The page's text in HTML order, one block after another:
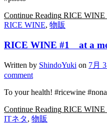
Continue Reading RICE WINE
RICE WINE, 物販
RICE WINE #1 at a
Written by ShindoYuki on 7月
comment
To your health! #ricewine
Continue Reading RICE
ITネタ, 物販